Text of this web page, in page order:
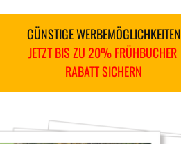
GÜNSTIGE WERBEMÖGLICHKEITEN
JETZT BIS ZU 20% FRÜHBUCHER
RABATT SICHERN